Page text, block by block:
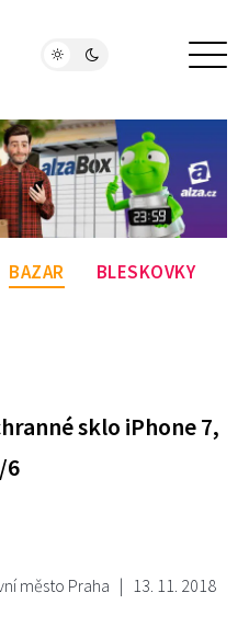
BAZAR BLESKOVKY
sklo iPhone 7,
6
město Praha | 13. 11. 2018